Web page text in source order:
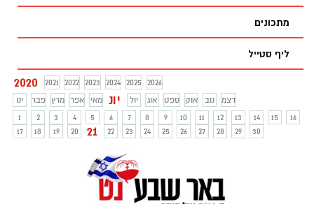
מתכונים
ליף סטייל
2020 2021 2022 2023 2024 2025
2026
ינו
פבר מרץ אפר מאי יונ יול אוג ספט אוק נוב
דצמ
1
2 3 4 5 6 7 8 9 10 11 12 13 14 15
16
17
18 19 20 21 22 23 24 25 26 27 28 29 30